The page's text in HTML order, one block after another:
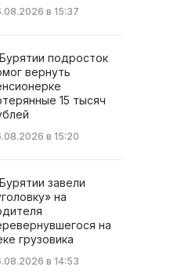
в 15:37
подросток
вернуть
15 тысяч
в 15:20
завели
на
на
грузовика
в 14:53